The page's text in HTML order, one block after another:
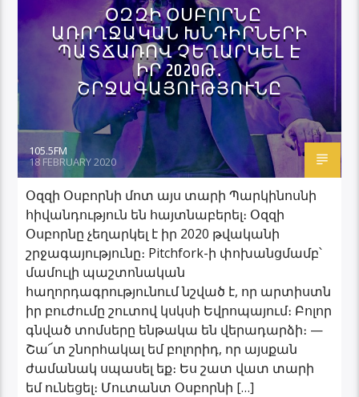
ՕԶԶԻ ՕՍԲՈՐՆԸ
ԱՌՈՂՋԱԿԱՆ ԽՆԴԻՐՆԵՐԻ
ՊԱՏՃԱՌՈՎ ՉԵՂԱՐԿԵԼ Է
ԻՐ 2020Թ․
ՇՐՋԱԳԱՅՈՒԹՅՈՒՆԸ
105.5FM
18 FEBRUARY 2020
Օզզի Օսբորնի մոտ այս տարի Պարկինոսնի
հիվանդություն են հայտնաբերել։ Օզզի
Օսբորնը չեղարկել է իր 2020 թվականի
շրջագայությունը։ Pitchfork-ի փոխանցմամբ՝
մամուլի պաշտոնական
հաղորդագրությունում նշված է, որ արտիստն
իր բուժումը շուտով կսկսի Եվրոպայում։ Բոլոր
գնված տոմսերը ենթակա են վերադարձի։ —
Շա՜տ շնորհակալ եմ բոլորիդ, որ այսքան
ժամանակ սպասել եք։ Ես շատ վատ տարի
եմ ունեցել։ Մուտանտ Օսբորնի […]